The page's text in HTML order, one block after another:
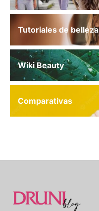
Tutoriales de belleza
Wiki Beauty
Comparativas